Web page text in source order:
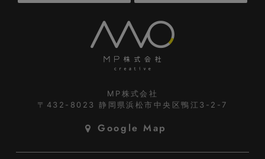
MP株式会社
〒432-8023静岡県浜松市中央区鴨江3-2-7
Google Map